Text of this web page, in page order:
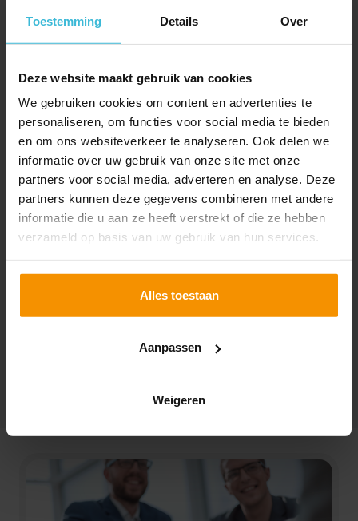
Toestemming Details Over
Deze website maakt gebruik van cookies
We gebruiken cookies om content en advertenties te
personaliseren, om functies voor social media te bieden
en om ons websiteverkeer te analyseren. Ook delen we
informatie over uw gebruik van onze site met onze
partners voor social media, adverteren en analyse. Deze
partners kunnen deze gegevens combineren met andere
informatie die u aan ze heeft verstrekt of die ze hebben
verzameld op basis van uw gebruik van hun services.
Alles toestaan
Aanpassen
Weigeren
op weg. Neem gerust
Onze andere artikelen van de lonenspecial:
Lonenspecial: corona en bijzonderheden
werknemer
Lonenspecial: varia loon- en premieheffing
Lonenspecial: NOW (Tijdelijke Noodmaatregel
Overbrugging Werkgelegenheid)
Lonenspecial: corona en thuiswerken
Lonenspecial: overige corona-actualiteiten voor
Lonenspecial: varia Arbeidsrecht
Lonenspecial: vervoer
Lonenspecial: Wet tegemoetkomingen
Lonenspecial: Wet DBA